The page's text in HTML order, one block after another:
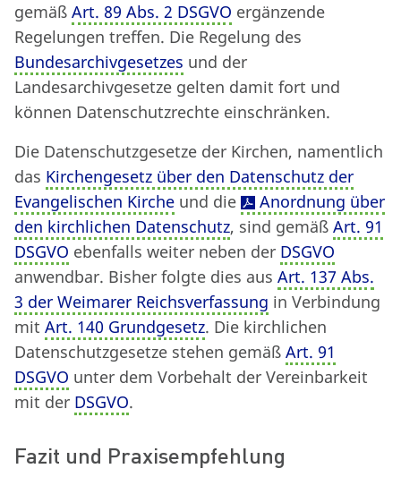
gemäß Art. 89 Abs. 2 DSGVO ergänzende
Regelungen treffen. Die Regelung des
Bundesarchivgesetzes und der
Landesarchivgesetze gelten damit fort und
können Datenschutzrechte einschränken.
Die Datenschutzgesetze der Kirchen, namentlich
das Kirchengesetz über den Datenschutz der
Evangelischen Kirche und die
Anordnung über
den kirchlichen Datenschutz, sind gemäß Art. 91
DSGVO ebenfalls weiter neben der DSGVO
anwendbar. Bisher folgte dies aus Art. 137 Abs.
3 der Weimarer Reichsverfassung in Verbindung
mit Art. 140 Grundgesetz. Die kirchlichen
Datenschutzgesetze stehen gemäß Art. 91
DSGVO unter dem Vorbehalt der Vereinbarkeit
mit der DSGVO.
Fazit und Praxisempfehlung